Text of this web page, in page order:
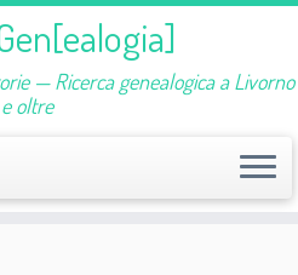
— Ricerca genealogica a Livorno
e oltre